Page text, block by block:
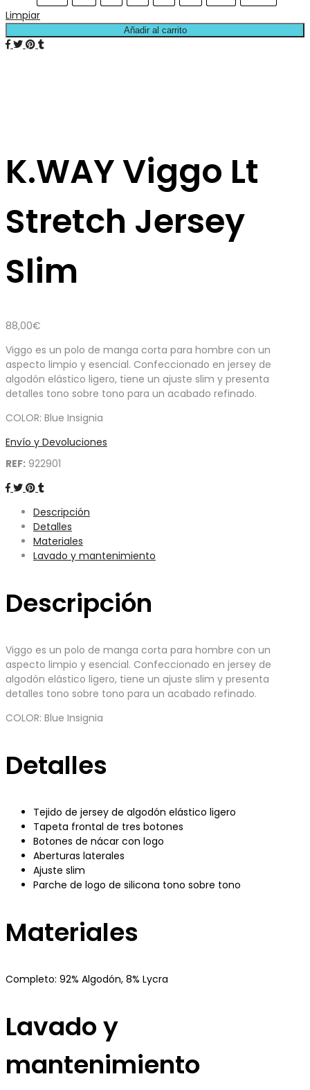
Limpiar
Añadir al carrito
K.WAY Viggo Lt
Stretch Jersey
Slim
88,00€
Viggo es un polo de manga corta para hombre con un
aspecto limpio y esencial. Confeccionado en jersey de
algodón elástico ligero, tiene un ajuste slim y presenta
detalles tono sobre tono para un acabado refinado.
COLOR: Blue Insignia
Envío y Devoluciones
REF: 922901
Descripción
Detalles
Materiales
Lavado y mantenimiento
Descripción
Viggo es un polo de manga corta para hombre con un
aspecto limpio y esencial. Confeccionado en jersey de
algodón elástico ligero, tiene un ajuste slim y presenta
detalles tono sobre tono para un acabado refinado.
COLOR: Blue Insignia
Detalles
Tejido de jersey de algodón elástico ligero
Tapeta frontal de tres botones
Botones de nácar con logo
Aberturas laterales
Ajuste slim
Parche de logo de silicona tono sobre tono
Materiales
Completo: 92% Algodón, 8% Lycra
Lavado y
mantenimiento